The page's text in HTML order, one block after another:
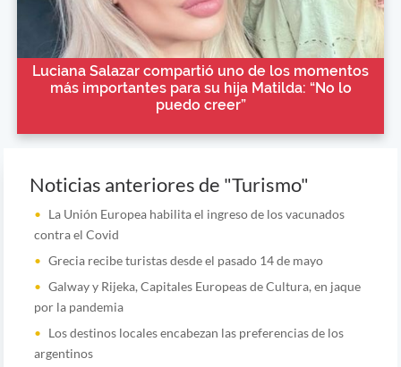
Luciana Salazar compartió uno de los momentos
más importantes para su hija Matilda: “No lo
puedo creer”
Noticias anteriores de "Turismo"
La Unión Europea habilita el ingreso de los vacunados
contra el Covid
Grecia recibe turistas desde el pasado 14 de mayo
Galway y Rijeka, Capitales Europeas de Cultura, en jaque
por la pandemia
Los destinos locales encabezan las preferencias de los
argentinos